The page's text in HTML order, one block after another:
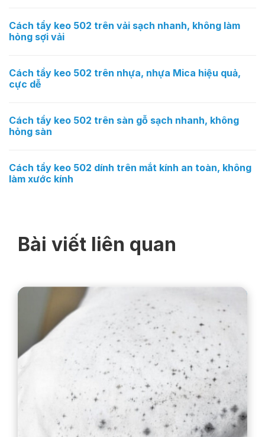
Cách tẩy keo 502 trên vải sạch nhanh, không làm
hỏng sợi vải
Cách tẩy keo 502 trên nhựa, nhựa Mica hiệu quả,
cực dễ
Cách tẩy keo 502 trên sàn gỗ sạch nhanh, không
hỏng sàn
Cách tẩy keo 502 dính trên mắt kính an toàn, không
làm xước kính
Bài viết liên quan